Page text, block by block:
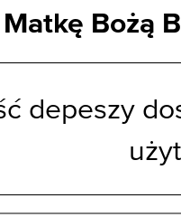
Bożą
depeszy